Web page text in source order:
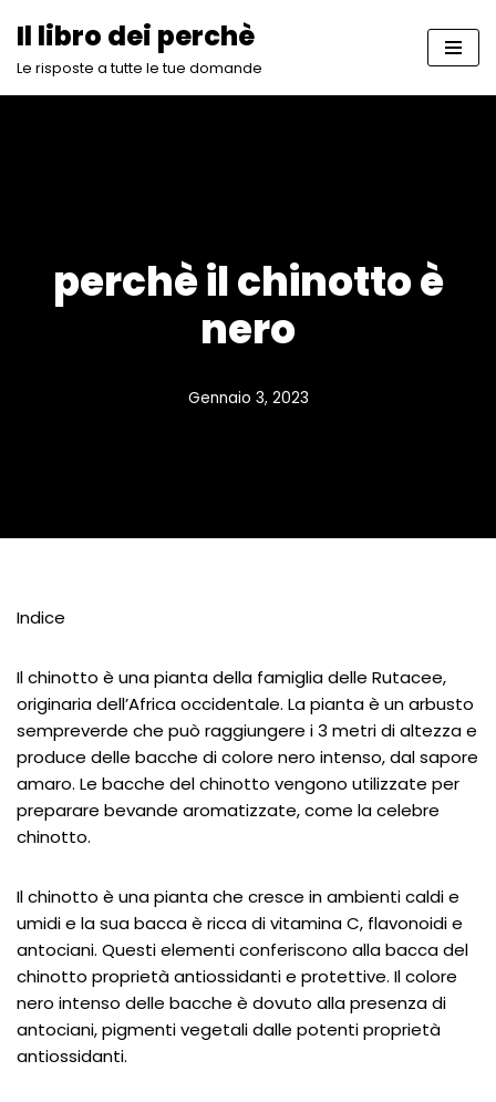
Vai
Il libro dei perchè
Le risposte a tutte le tue domande
perchè il chinotto è
nero
Gennaio 3, 2023
Indice
Il chinotto è una pianta della famiglia delle Rutacee,
originaria dell’Africa occidentale. La pianta è un arbusto
sempreverde che può raggiungere i 3 metri di altezza e
produce delle bacche di colore nero intenso, dal sapore
amaro. Le bacche del chinotto vengono utilizzate per
preparare bevande aromatizzate, come la celebre
chinotto.
Il chinotto è una pianta che cresce in ambienti caldi e
umidi e la sua bacca è ricca di vitamina C, flavonoidi e
antociani. Questi elementi conferiscono alla bacca del
chinotto proprietà antiossidanti e protettive. Il colore
nero intenso delle bacche è dovuto alla presenza di
antociani, pigmenti vegetali dalle potenti proprietà
antiossidanti.